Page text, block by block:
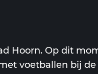
Hoorn. Op dit
voetballen bij de